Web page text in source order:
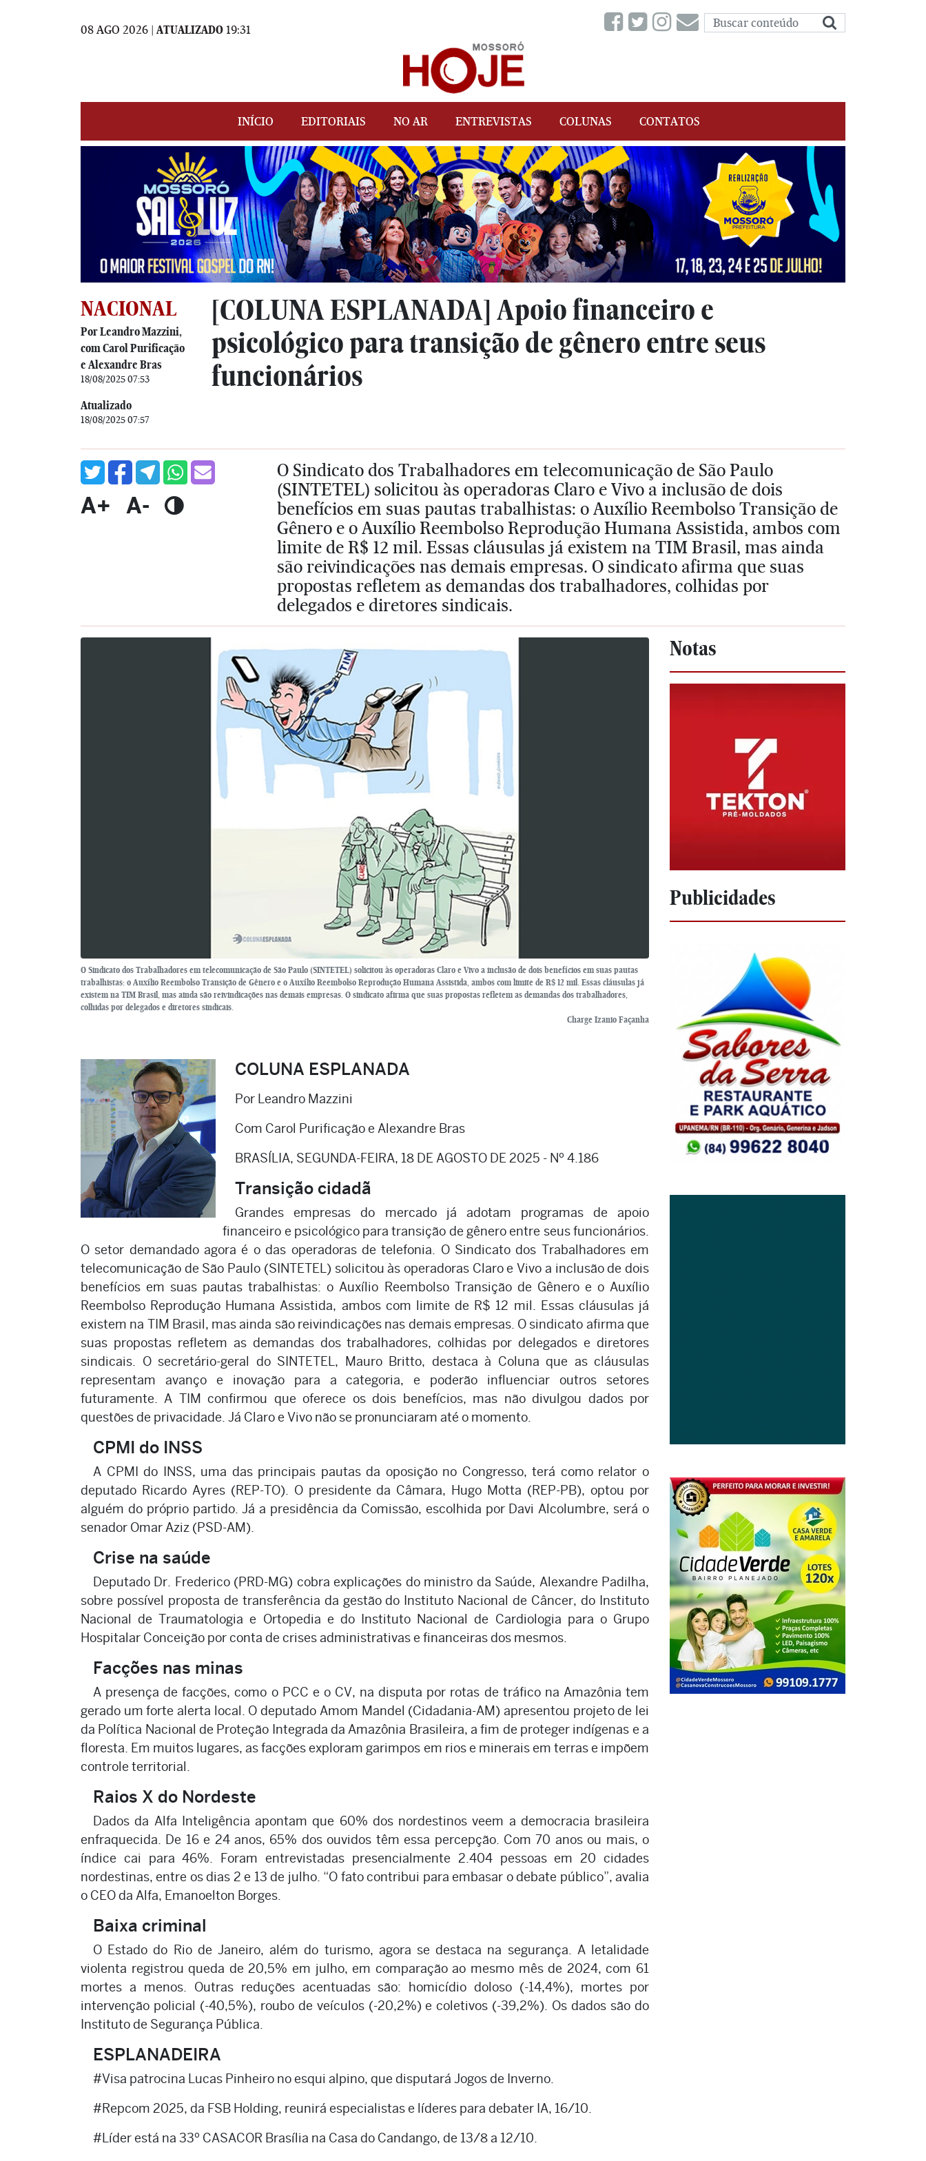
08 AGO 2026 | ATUALIZADO 19:31
INÍCIO EDITORIAIS NO AR ENTREVISTAS COLUNAS CONTATOS
NACIONAL
Por Leandro Mazzini,
com Carol Purificação
e Alexandre Bras
18/08/2025 07:53
Atualizado
18/08/2025 07:57
[COLUNA ESPLANADA] Apoio financeiro e
psicológico para transição de gênero entre seus
funcionários
A+ A-
O Sindicato dos Trabalhadores em telecomunicação de São Paulo
(SINTETEL) solicitou às operadoras Claro e Vivo a inclusão de dois
benefícios em suas pautas trabalhistas: o Auxílio Reembolso Transição de
Gênero e o Auxílio Reembolso Reprodução Humana Assistida, ambos com
limite de R$ 12 mil. Essas cláusulas já existem na TIM Brasil, mas ainda
são reivindicações nas demais empresas. O sindicato afirma que suas
propostas refletem as demandas dos trabalhadores, colhidas por
delegados e diretores sindicais.
O Sindicato dos Trabalhadores em telecomunicação de São Paulo (SINTETEL) solicitou às operadoras Claro e Vivo a inclusão de dois benefícios em suas pautas
trabalhistas: o Auxílio Reembolso Transição de Gênero e o Auxílio Reembolso Reprodução Humana Assistida, ambos com limite de R$ 12 mil. Essas cláusulas já
existem na TIM Brasil, mas ainda são reivindicações nas demais empresas. O sindicato afirma que suas propostas refletem as demandas dos trabalhadores,
colhidas por delegados e diretores sindicais.
Charge Izanio Façanha
COLUNA ESPLANADA
Por Leandro Mazzini
Com Carol Purificação e Alexandre Bras
BRASÍLIA, SEGUNDA-FEIRA, 18 DE AGOSTO DE 2025 - Nº 4.186
Transição cidadã
Grandes empresas do mercado já adotam programas de apoio
financeiro e psicológico para transição de gênero entre seus funcionários.
O setor demandado agora é o das operadoras de telefonia. O Sindicato dos Trabalhadores em
telecomunicação de São Paulo (SINTETEL) solicitou às operadoras Claro e Vivo a inclusão de dois
benefícios em suas pautas trabalhistas: o Auxílio Reembolso Transição de Gênero e o Auxílio
Reembolso Reprodução Humana Assistida, ambos com limite de R$ 12 mil. Essas cláusulas já
existem na TIM Brasil, mas ainda são reivindicações nas demais empresas. O sindicato afirma que
suas propostas refletem as demandas dos trabalhadores, colhidas por delegados e diretores
sindicais. O secretário-geral do SINTETEL, Mauro Britto, destaca à Coluna que as cláusulas
representam avanço e inovação para a categoria, e poderão influenciar outros setores
futuramente. A TIM confirmou que oferece os dois benefícios, mas não divulgou dados por
questões de privacidade. Já Claro e Vivo não se pronunciaram até o momento.
CPMI do INSS
A CPMI do INSS, uma das principais pautas da oposição no Congresso, terá como relator o
deputado Ricardo Ayres (REP-TO). O presidente da Câmara, Hugo Motta (REP-PB), optou por
alguém do próprio partido. Já a presidência da Comissão, escolhida por Davi Alcolumbre, será o
senador Omar Aziz (PSD-AM).
Crise na saúde
Deputado Dr. Frederico (PRD-MG) cobra explicações do ministro da Saúde, Alexandre Padilha,
sobre possível proposta de transferência da gestão do Instituto Nacional de Câncer, do Instituto
Nacional de Traumatologia e Ortopedia e do Instituto Nacional de Cardiologia para o Grupo
Hospitalar Conceição por conta de crises administrativas e financeiras dos mesmos.
Facções nas minas
A presença de facções, como o PCC e o CV, na disputa por rotas de tráfico na Amazônia tem
gerado um forte alerta local. O deputado Amom Mandel (Cidadania-AM) apresentou projeto de lei
da Política Nacional de Proteção Integrada da Amazônia Brasileira, a fim de proteger indígenas e a
floresta. Em muitos lugares, as facções exploram garimpos em rios e minerais em terras e impõem
controle territorial.
Raios X do Nordeste
Dados da Alfa Inteligência apontam que 60% dos nordestinos veem a democracia brasileira
enfraquecida. De 16 e 24 anos, 65% dos ouvidos têm essa percepção. Com 70 anos ou mais, o
índice cai para 46%. Foram entrevistadas presencialmente 2.404 pessoas em 20 cidades
nordestinas, entre os dias 2 e 13 de julho. “O fato contribui para embasar o debate público”, avalia
o CEO da Alfa, Emanoelton Borges.
Baixa criminal
O Estado do Rio de Janeiro, além do turismo, agora se destaca na segurança. A letalidade
violenta registrou queda de 20,5% em julho, em comparação ao mesmo mês de 2024, com 61
mortes a menos. Outras reduções acentuadas são: homicídio doloso (-14,4%), mortes por
intervenção policial (-40,5%), roubo de veículos (-20,2%) e coletivos (-39,2%). Os dados são do
Instituto de Segurança Pública.
ESPLANADEIRA
#Visa patrocina Lucas Pinheiro no esqui alpino, que disputará Jogos de Inverno.
#Repcom 2025, da FSB Holding, reunirá especialistas e líderes para debater IA, 16/10.
#Líder está na 33º CASACOR Brasília na Casa do Candango, de 13/8 a 12/10.
Notas
Publicidades